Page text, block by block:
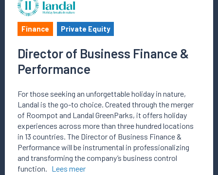
Finance Private Equity
Director of Business Finance &
Performance
For those seeking an unforgettable holiday in nature,
Landal is the go-to choice. Created through the merger
of Roompot and Landal GreenParks, it offers holiday
experiences across more than three hundred locations
in 13 countries. The Director of Business Finance &
Performance will be instrumental in professionalizing
and transforming the company’s business control
function. Lees meer